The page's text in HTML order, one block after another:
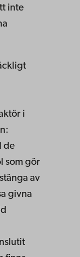
inte
i
de
som gör
av
givna